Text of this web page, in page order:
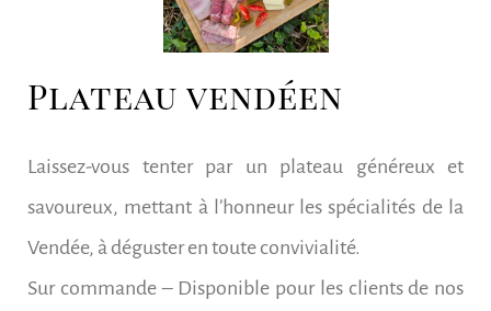
Plateau vendéen
Laissez-vous tenter par un plateau généreux et
savoureux, mettant à l’honneur les spécialités de la
Vendée, à déguster en toute convivialité.
Sur commande – Disponible pour les clients de nos